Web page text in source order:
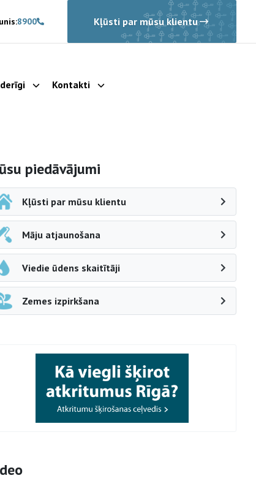
8900 Kļūsti par mūsu klientu
apakšizvēlniParādīt apakšizvēlni
Kontakti Parādīt apakšizvēlni
navigācija
piedāvājumi
Kļūsti par mūsu klientu
Māju atjaunošana
Viedie ūdens skaitītāji
Zemes izpirkšana